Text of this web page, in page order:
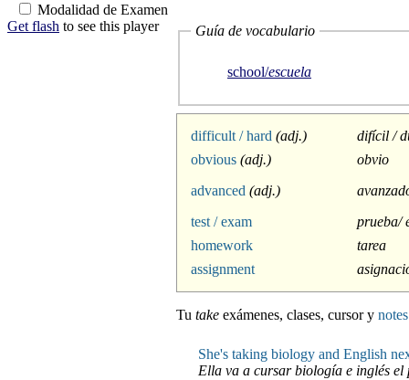
Modalidad de Examen
Get flash to see this player Guía de vocabulario
school/escuela
difficult / hard (adj.)
difícil /
obvious (adj.)
obvio
advanced (adj.)
test / exam
prueba/
homework
tarea
assignment
Tu take exámenes, clases, cursor y notes
She's taking biology and English
Ella va a cursar biología e inglés el